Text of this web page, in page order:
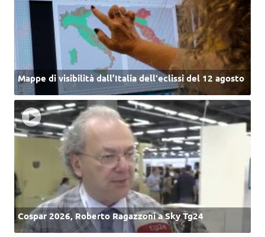
Mappe di visibilità dall’Italia dell'eclissi del 12 agosto
Cospar 2026, Roberto Ragazzoni a Sky Tg24